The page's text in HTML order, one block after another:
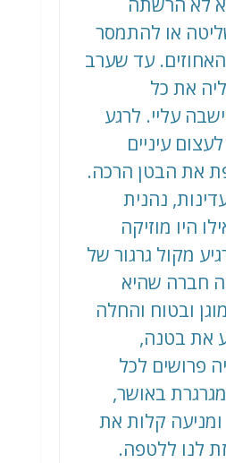
או להתמסר
עד שערב
את כל
עליי. לרגע
עיניים
את הבטן הרכה.
נהנית
היו מוזיקה
מקול גרגור של
חברה שהיא
ובטוח והחלה
את בטנה,
פרושים לכל
באושר,
קלות את
לנו ללטפה.